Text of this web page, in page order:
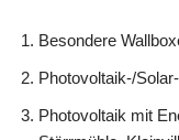
Besondere
Photovoltaik-/
Photovoltaik mit